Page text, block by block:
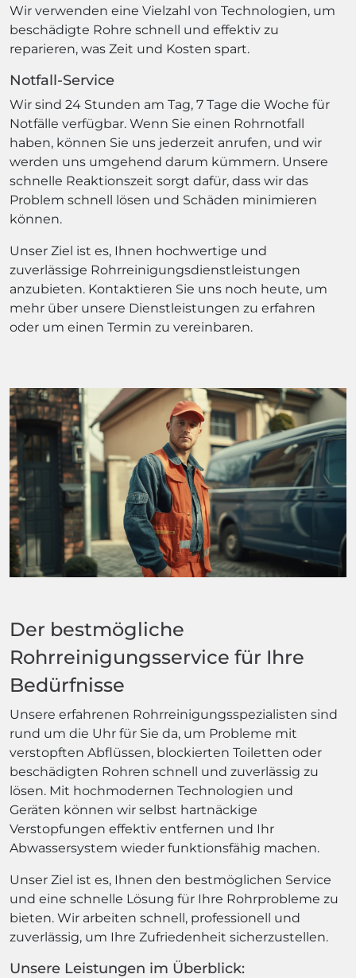
Wir verwenden eine Vielzahl von Technologien, um
beschädigte Rohre schnell und effektiv zu
reparieren, was Zeit und Kosten spart.
Notfall-Service
Wir sind 24 Stunden am Tag, 7 Tage die Woche für
Notfälle verfügbar. Wenn Sie einen Rohrnotfall
haben, können Sie uns jederzeit anrufen, und wir
werden uns umgehend darum kümmern. Unsere
schnelle Reaktionszeit sorgt dafür, dass wir das
Problem schnell lösen und Schäden minimieren
können.
Unser Ziel ist es, Ihnen hochwertige und
zuverlässige Rohrreinigungsdienstleistungen
anzubieten. Kontaktieren Sie uns noch heute, um
mehr über unsere Dienstleistungen zu erfahren
oder um einen Termin zu vereinbaren.
Der bestmögliche
Rohrreinigungsservice für Ihre
Bedürfnisse
Unsere erfahrenen Rohrreinigungsspezialisten sind
rund um die Uhr für Sie da, um Probleme mit
verstopften Abflüssen, blockierten Toiletten oder
beschädigten Rohren schnell und zuverlässig zu
lösen. Mit hochmodernen Technologien und
Geräten können wir selbst hartnäckige
Verstopfungen effektiv entfernen und Ihr
Abwassersystem wieder funktionsfähig machen.
Unser Ziel ist es, Ihnen den bestmöglichen Service
und eine schnelle Lösung für Ihre Rohrprobleme zu
bieten. Wir arbeiten schnell, professionell und
zuverlässig, um Ihre Zufriedenheit sicherzustellen.
Unsere Leistungen im Überblick: